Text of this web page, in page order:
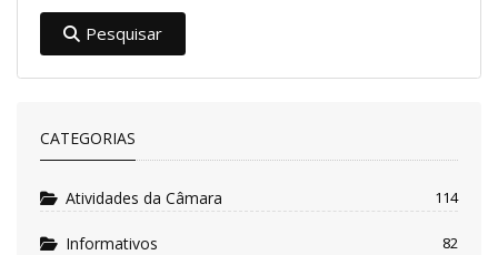
Pesquisar
CATEGORIAS
Atividades da Câmara 114
Informativos 82